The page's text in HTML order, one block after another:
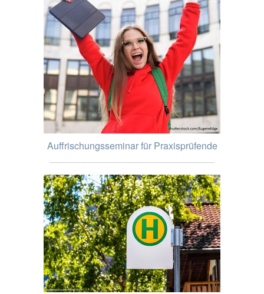
Auffrischungsseminar für Praxisprüfende